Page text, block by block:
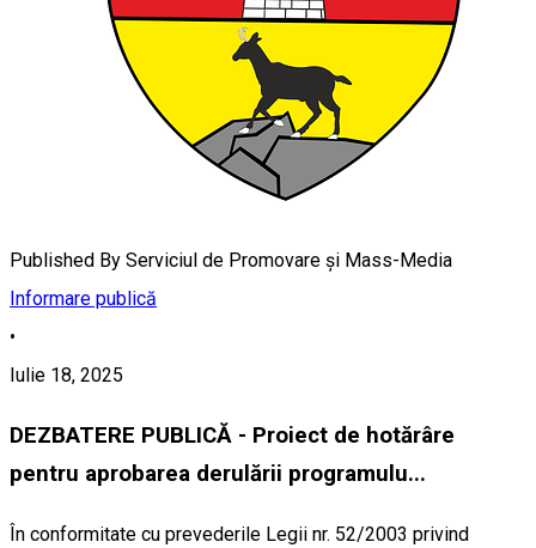
Published By Serviciul de Promovare și Mass-Media
Informare publică
•
Iulie 18, 2025
DEZBATERE PUBLICĂ - Proiect de hotărâre
pentru aprobarea derulării programulu...
În conformitate cu prevederile Legii nr. 52/2003 privind